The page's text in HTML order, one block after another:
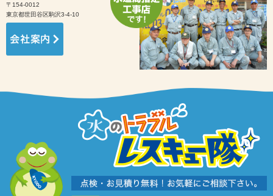
〒154-0012
東京都世田谷区駒沢3-4-10